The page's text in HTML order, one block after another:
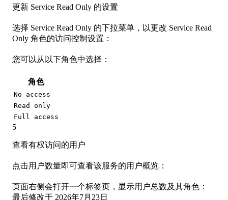
更新 Service Read Only 的设置
选择 Service Read Only 的下拉菜单，以更改 Service Read
Only 角色的访问控制设置：
您可以从以下角色中选择：
角色
No access
Read only
Full access
5
查看有权访问的用户
点击用户数量即可查看该服务的用户概览：
页面右侧会打开一个标签页，显示用户总数及其角色：
最后修改于 2026年7月23日